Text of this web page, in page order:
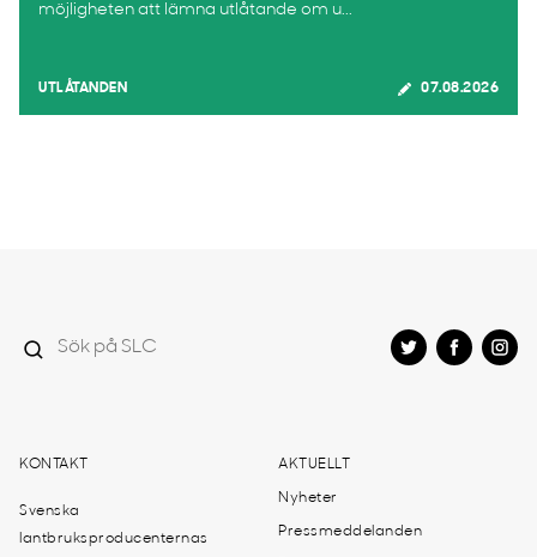
möjligheten att lämna utlåtande om u...
UTLÅTANDEN 07.08.2026
KONTAKT
Svenska
lantbruksproducenternas
AKTUELLT
Nyheter
Pressmeddelanden